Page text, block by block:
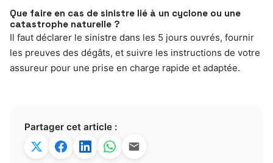
Que faire en cas de sinistre lié à un cyclone ou une
catastrophe naturelle ?
Il faut déclarer le sinistre dans les 5 jours ouvrés, fournir
les preuves des dégâts, et suivre les instructions de votre
assureur pour une prise en charge rapide et adaptée.
Partager cet article :